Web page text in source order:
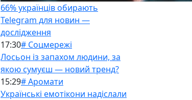
66% українців обирають
Telegram для новин —
дослідження
17:30# Соцмережі
Лосьон із запахом людини, за
якою сумуєш — новий тренд?
15:29# Аромати
Українські емотікони надіслали